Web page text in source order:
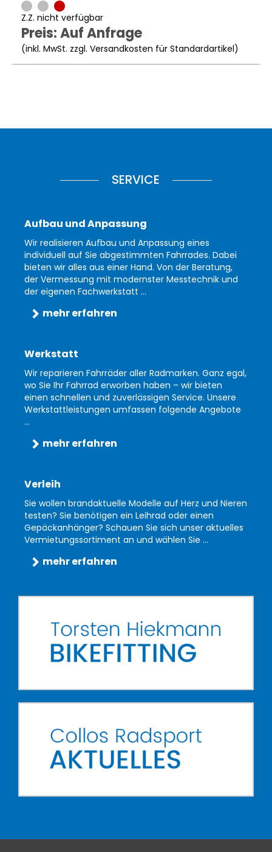
Z.Z. nicht verfügbar
Preis: Auf Anfrage
(inkl. MwSt. zzgl. Versandkosten für Standardartikel)
SERVICE
Aufbau und Anpassung
Wir realisieren Aufbau und Anpassung eines
individuell auf Sie abgestimmten Fahrrades. Dabei
bieten wir alles aus einer Hand. Von der Beratung,
der Vermessung mit modernster Messtechnik und
der eigenen Fachwerkstatt ...
mehr erfahren
Werkstatt
Wir reparieren Fahrräder aller Radmarken. Ganz egal,
wo Sie Ihr Fahrrad erworben haben – wir bieten
einen schnellen und zuverlässigen Service. Unsere
Werkstattleistungen umfassen folgende Angebote
...
mehr erfahren
Verleih
Sie wollen brandaktuelle Modelle auf Herz und Nieren
testen? Sie benötigen ein Leihrad oder einen
Gepäckanhänger? Schauen Sie sich unser aktuelles
Vermietungssortiment an und wählen Sie ...
mehr erfahren